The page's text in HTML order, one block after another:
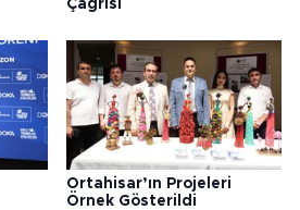
Çağrısı
Ortahisar’ın Projeleri
Örnek Gösterildi